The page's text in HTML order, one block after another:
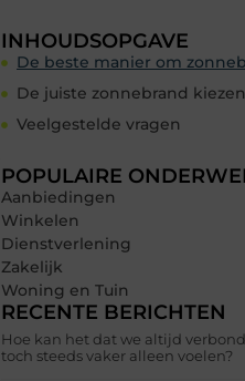
INHOUDSOPGAVE
De beste manier om
De juiste zonnebrand kiezen
Veelgestelde vragen
POPULAIRE
Aanbiedingen
Winkelen
Dienstverlening
Zakelijk
Woning en Tuin
RECENTE BERICHTEN
Hoe kan het dat we altijd
toch steeds vaker alleen voelen?